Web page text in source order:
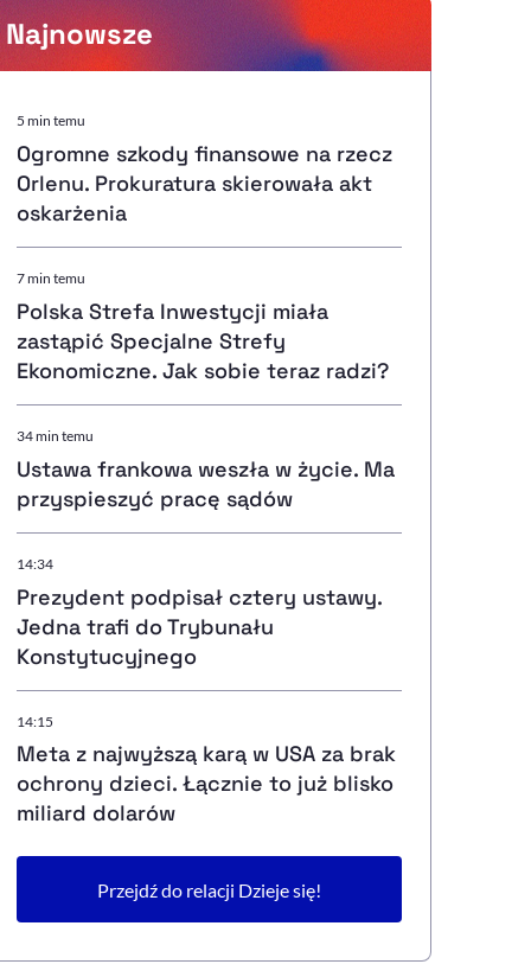
Ułatwienia dostępności wspierają:
Sprawdź, jak i dlaczego zwiększamy dostępność
Deklaracja dostępności
Najnowsze
5 min temu
Ogromne szkody finansowe na rzecz
Orlenu. Prokuratura skierowała akt
oskarżenia
7 min temu
Polska Strefa Inwestycji miała
zastąpić Specjalne Strefy
Ekonomiczne. Jak sobie teraz radzi?
34 min temu
Ustawa frankowa weszła w życie. Ma
przyspieszyć pracę sądów
14:34
Prezydent podpisał cztery ustawy.
Jedna trafi do Trybunału
Konstytucyjnego
14:15
Meta z najwyższą karą w USA za brak
ochrony dzieci. Łącznie to już blisko
miliard dolarów
Przejdź do relacji Dzieje się!